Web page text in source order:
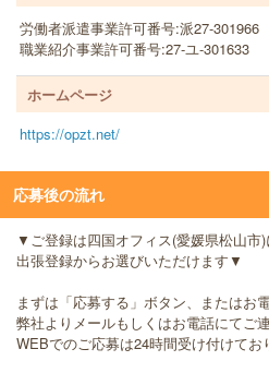
労働者派遣事業許可番号:派27-301966
職業紹介事業許可番号:27-ユ-301633
ホームページ
https://opzt.net/
応募後の流れ
▼ご登録は四国オフィス(愛媛県松山市)
出張登録からお選びいただけます▼
まずは「応募する」ボタン、またはお
弊社よりメールもしくはお電話にてご
WEBでのご応募は24時間受け付けてお